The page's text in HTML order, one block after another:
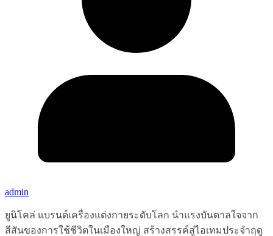
admin
ยูนิโคล่ แบรนด์เครื่องแต่งกายระดับโลก นำแรงบันดาลใจจาก
สีสันของการใช้ชีวิตในเมืองใหญ่ สร้างสรรค์สู่ไอเทมประจำฤดู